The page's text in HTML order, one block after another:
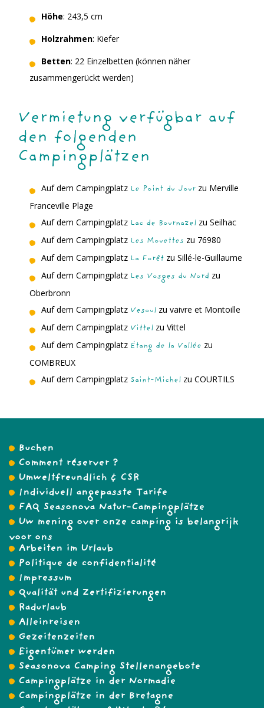
Höhe: 243,5 cm
Holzrahmen: Kiefer
Betten: 22 Einzelbetten (können näher
zusammengerückt werden)
Vermietung verfügbar auf
den folgenden
Campingplätzen
Auf dem Campingplatz Le Point du Jour zu Merville
Franceville Plage
Auf dem Campingplatz Lac de Bournazel zu Seilhac
Auf dem Campingplatz Les Mouettes zu 76980
Auf dem Campingplatz La Forêt zu Sillé-le-Guillaume
Auf dem Campingplatz Les Vosges du Nord zu
Oberbronn
Auf dem Campingplatz Vesoul zu vaivre et Montoille
Auf dem Campingplatz Vittel zu Vittel
Auf dem Campingplatz Étang de la Vallée zu
COMBREUX
Auf dem Campingplatz Saint-Michel zu COURTILS
Buchen
Comment réserver ?
Umweltfreundlich & CSR
Individuell angepasste Tarife
FAQ Seasonova Natur-Campingplätze
Uw mening over onze camping is belangrijk
voor ons
Arbeiten im Urlaub
Politique de confidentialité
Impressum
Qualität und Zertifizierungen
Radurlaub
Alleinreisen
Gezeitenzeiten
Eigentümer werden
Seasonova Camping Stellenangebote
Campingplätze in der Normadie
Campingplätze in der Bretagne